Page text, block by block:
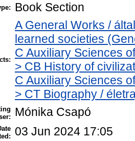
Book Section
A General Works /
learned societies
C Auxiliary Sciences
> CB History of
C Auxiliary Sciences
> CT Biography /
Mónika Csapó
03 Jun 2024 17:05